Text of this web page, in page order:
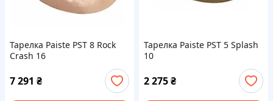
Тарелка Paiste PST 8 Rock
Crash 16
7 291 ₴
Тарелка Paiste PST 5 Splash
10
2 275₴